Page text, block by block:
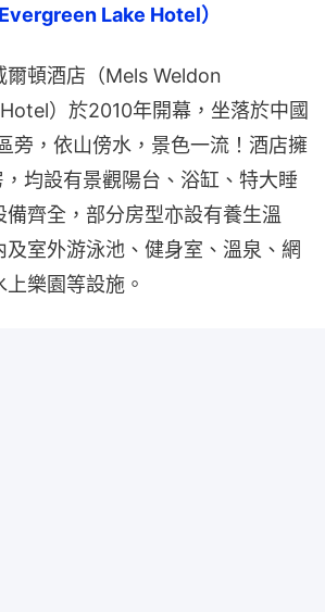
Lake Hotel）
爾頓酒店（Mels Weldon
）於2010年開幕，坐落於中國
旁，依山傍水，景色一流！酒店擁
均設有景觀陽台、浴缸、特大睡
備齊全，部分房型亦設有養生溫
及室外游泳池、健身室、溫泉、網
樂園等設施。